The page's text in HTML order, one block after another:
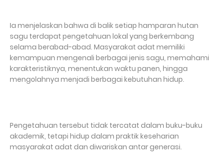
Ia menjelaskan bahwa di balik setiap hamparan hutan
sagu terdapat pengetahuan lokal yang berkembang
selama berabad-abad. Masyarakat adat memiliki
kemampuan mengenali berbagai jenis sagu, memahami
karakteristiknya, menentukan waktu panen, hingga
mengolahnya menjadi berbagai kebutuhan hidup.
Pengetahuan tersebut tidak tercatat dalam buku-buku
akademik, tetapi hidup dalam praktik keseharian
masyarakat adat dan diwariskan antar generasi.